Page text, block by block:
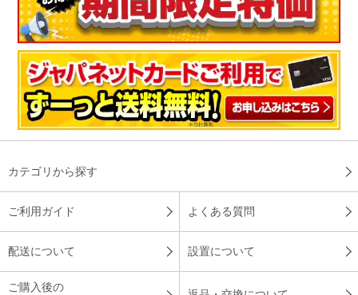
カテゴリから探す
ご利用ガイド よくある質問
配送について 設置について
ご購入後の